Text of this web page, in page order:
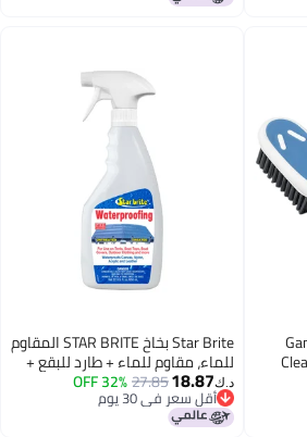
Star Brite بخاخ STAR BRITE المقاوم
للماء، مقاوم للماء + طارد للبقع +
حماية من الأشعة فوق البنفسجية -
18.87
27.85
32% OFF
أقل سعر في 30 يوم
أقل سعر في 30 يوم